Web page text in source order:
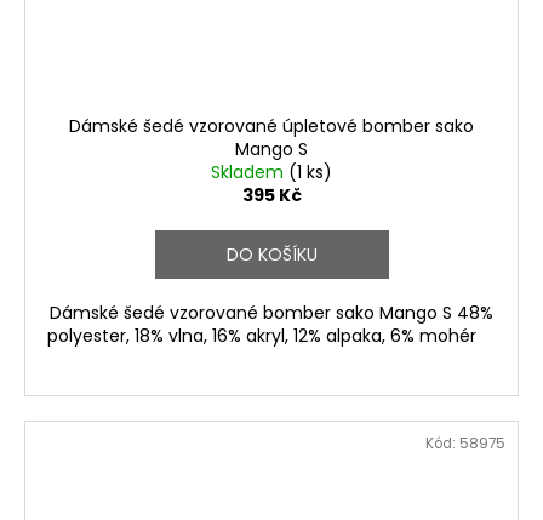
Dámské šedé vzorované úpletové bomber sako
Mango S
Skladem (1 ks)
395 Kč
DO KOŠÍKU
Dámské šedé vzorované bomber sako Mango S 48%
polyester, 18% vlna, 16% akryl, 12% alpaka, 6% mohér
Kód: 58975